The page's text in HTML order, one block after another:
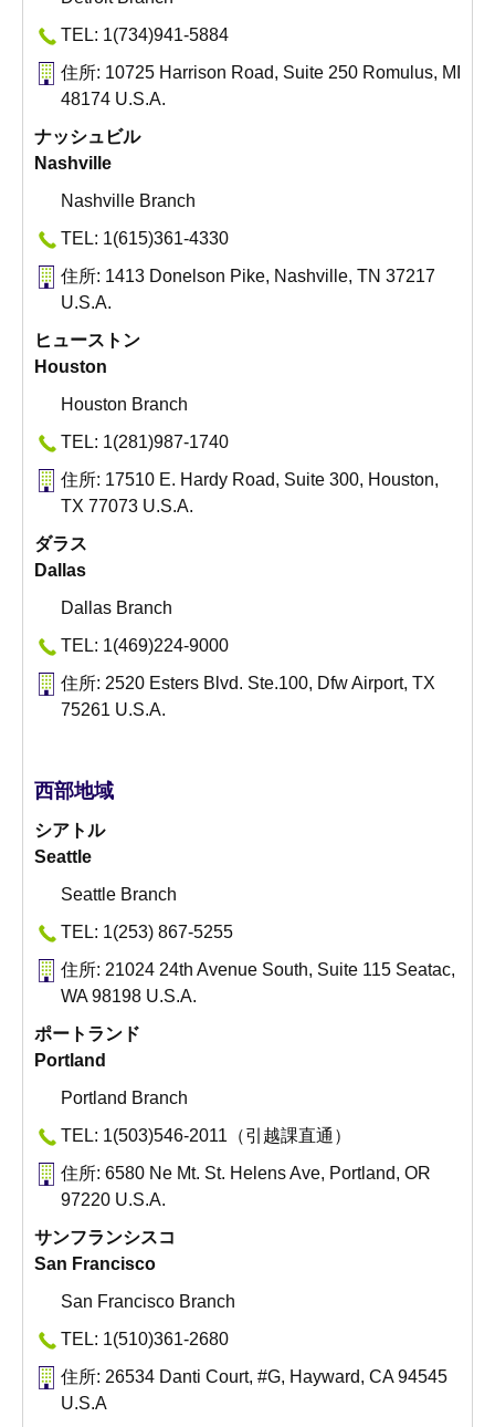
TEL: 1(734)941-5884
住所: 10725 Harrison Road, Suite 250 Romulus, MI
48174 U.S.A.
ナッシュビル
Nashville
Nashville Branch
TEL: 1(615)361-4330
住所: 1413 Donelson Pike, Nashville, TN 37217
U.S.A.
ヒューストン
Houston
Houston Branch
TEL: 1(281)987-1740
住所: 17510 E. Hardy Road, Suite 300, Houston,
TX 77073 U.S.A.
ダラス
Dallas
Dallas Branch
TEL: 1(469)224-9000
住所: 2520 Esters Blvd. Ste.100, Dfw Airport, TX
75261 U.S.A.
西部地域
シアトル
Seattle
Seattle Branch
TEL: 1(253) 867-5255
住所: 21024 24th Avenue South, Suite 115 Seatac,
WA 98198 U.S.A.
ポートランド
Portland
Portland Branch
TEL: 1(503)546-2011（引越課直通）
住所: 6580 Ne Mt. St. Helens Ave, Portland, OR
97220 U.S.A.
サンフランシスコ
San Francisco
San Francisco Branch
TEL: 1(510)361-2680
住所: 26534 Danti Court, #G, Hayward, CA 94545
U.S.A